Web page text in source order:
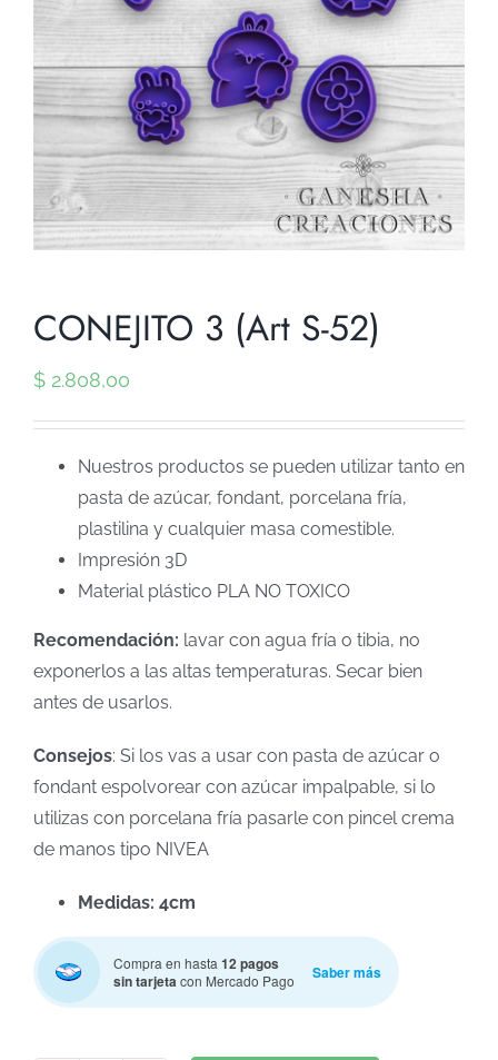
CONEJITO 3 (Art S-52)
$ 2.808,00
Nuestros productos se pueden utilizar tanto en
pasta de azúcar, fondant, porcelana fría,
plastilina y cualquier masa comestible.
Impresión 3D
Material plástico PLA NO TOXICO
Recomendación: lavar con agua fría o tibia, no
exponerlos a las altas temperaturas. Secar bien
antes de usarlos.
Consejos: Si los vas a usar con pasta de azúcar o
fondant espolvorear con azúcar impalpable, si lo
utilizas con porcelana fría pasarle con pincel crema
de manos tipo NIVEA
Medidas: 4cm
Compra en hasta 12 pagos
sin tarjetacon Mercado Pago Saber más